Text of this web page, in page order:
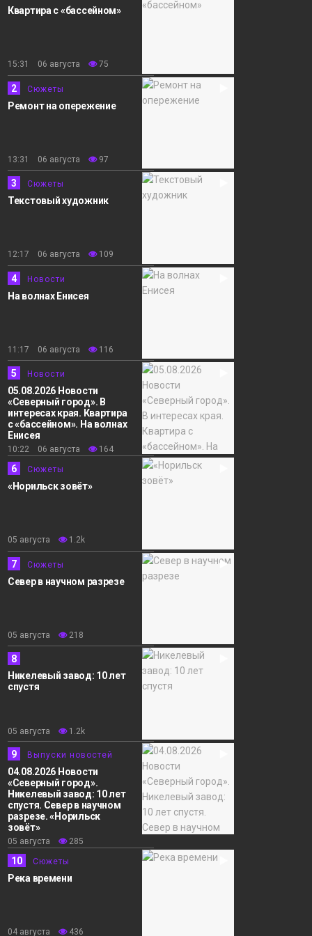
Квартира с «бассейном»
15:31 06 августа 75
2 Сюжеты
Ремонт на опережение
13:31 06 августа 97
3 Сюжеты
Текстовый художник
12:17 06 августа 109
4 Новости
На волнах Енисея
11:17 06 августа 116
5 Новости
05.08.2026 Новости
«Северный город». В
интересах края. Квартира
с «бассейном». На волнах
Енисея
10:22 06 августа 164
6 Сюжеты
«Норильск зовёт»
05 августа 1.2k
7 Сюжеты
Север в научном разрезе
05 августа 218
8
Никелевый завод: 10 лет
спустя
05 августа 1.2k
9 Выпуски новостей
04.08.2026 Новости
«Северный город».
Никелевый завод: 10 лет
спустя. Север в научном
разрезе. «Норильск
зовёт»
05 августа 285
10 Сюжеты
Река времени
04 августа 436